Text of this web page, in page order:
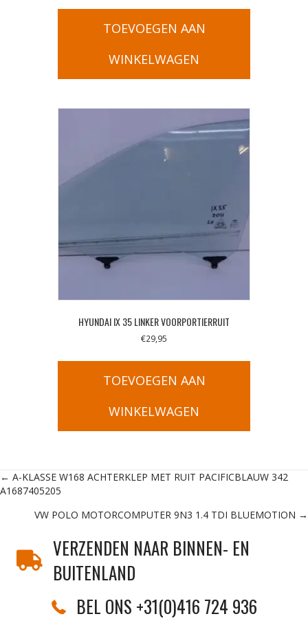
TOEVOEGEN AAN
WINKELWAGEN
HYUNDAI IX 35 LINKER VOORPORTIERRUIT
€29,95
TOEVOEGEN AAN
WINKELWAGEN
Posts
navigation
← A-KLASSE W168 ACHTERKLEP MET RUIT PACIFICBLAUW 342
A1687405205
VW POLO MOTORCOMPUTER 9N3 1.4 TDI BLUEMOTION →
VERZENDEN NAAR BINNEN- EN
BUITENLAND
BEL ONS +31(0)416 724 936